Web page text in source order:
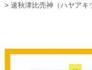
速秋津比売神（ハヤアキ